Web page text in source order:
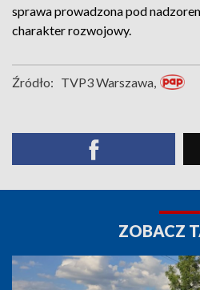
sprawa prowadzona pod
charakter rozwojowy.
Źródło: TVP3 Warszawa,
ZOBACZ